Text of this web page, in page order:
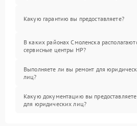
Какую гарантию вы предоставляете?
В каких районах Смоленска
сервисные центры HP?
Выполняете ли вы ремонт для
лиц?
Какую документацию вы предоставляете
для юридических лиц?